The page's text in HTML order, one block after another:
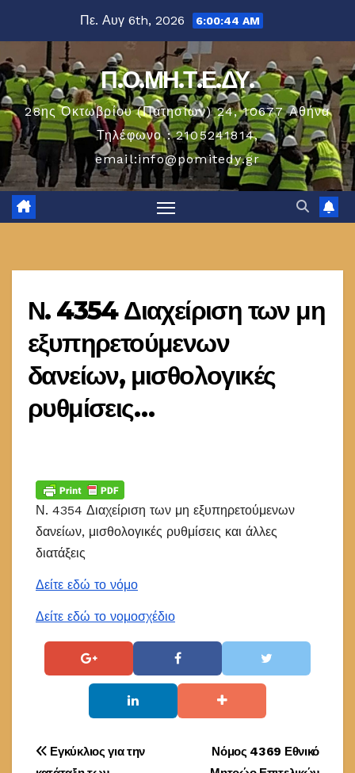
περιεχόμενο
Πε. Αυγ 6th, 2026 6:00:44 AM
Π.Ο.ΜΗ.Τ.Ε.ΔΥ.
28ης Οκτωβρίου (Πατησίων) 24, 10677 Aθήνα
Τηλέφωνο : 2105241814,
email:info@pomitedy.gr
Ν. 4354 Διαχείριση των μη
εξυπηρετούμενων
δανείων, μισθολογικές
ρυθμίσεις…
Ν. 4354 Διαχείριση των μη εξυπηρετούμενων
δανείων, μισθολογικές ρυθμίσεις και άλλες
διατάξεις
Δείτε εδώ το νόμο
Δείτε εδώ το νομοσχέδιο
Πλοήγηση
Νόμος 4369 Εθνικό
Εγκύκλιος για την